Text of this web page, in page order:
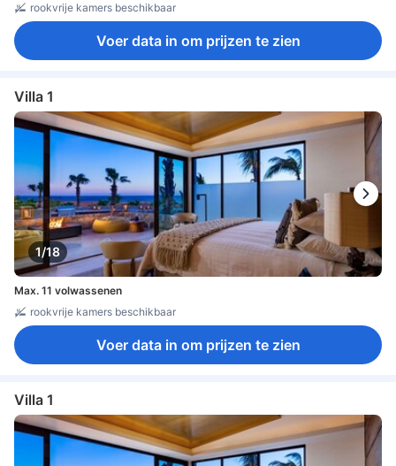
rookvrije kamers beschikbaar
Voer data in om prijzen te zien
Villa 1
1/18
Max. 11 volwassenen
rookvrije kamers beschikbaar
Voer data in om prijzen te zien
Villa 1